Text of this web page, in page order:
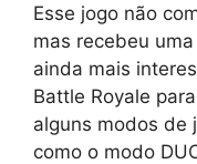
Esse jogo não
mas recebeu
ainda mais
Battle Royale
alguns modos de
como o modo